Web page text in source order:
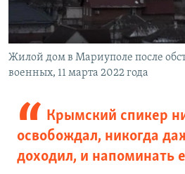
Жилой дом в Мариуполе после
военных, 11 марта 2022 года
Крымский спикер
освобождал, никогда
доходил, и напоминать